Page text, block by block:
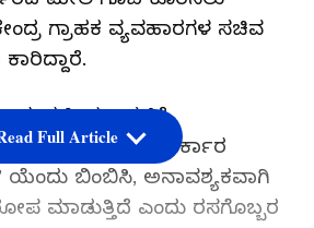
ಗ್ರಾಹಕ ವ್ಯವಹಾರಗಳ ಸಚಿವ
ಕೃಷಿ ಚಟುವಟಿಕೆ
ರಾಜ್ಯ ಕಾಂಗ್ರೆಸ್‌ ಸರ್ಕಾರ
ಬಿಂಬಿಸಿ, ಅನಾವಶ್ಯಕವಾಗಿ
ಮಾಡುತ್ತಿದೆ ಎಂದು ರಸಗೊಬ್ಬರ
Full Article